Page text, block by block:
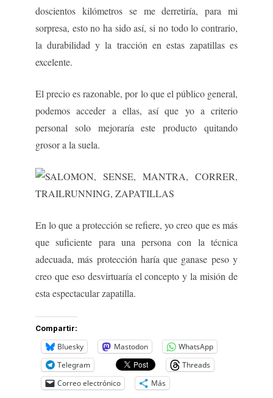
doscientos kilómetros se me derretiría, para mi
sorpresa, esto no ha sido así, si no todo lo contrario,
la durabilidad y la tracción en estas zapatillas es
excelente.
El precio es razonable, por lo que el público general,
podemos acceder a ellas, así que yo a criterio
personal solo mejoraría este producto quitando
grosor a la suela.
En lo que a protección se refiere, yo creo que es más
que suficiente para una persona con la técnica
adecuada, más protección haría que ganase peso y
creo que eso desvirtuaría el concepto y la misión de
esta espectacular zapatilla.
Compartir:
Bluesky Mastodon
WhatsApp
Telegram
Threads
Correo electrónico
Más